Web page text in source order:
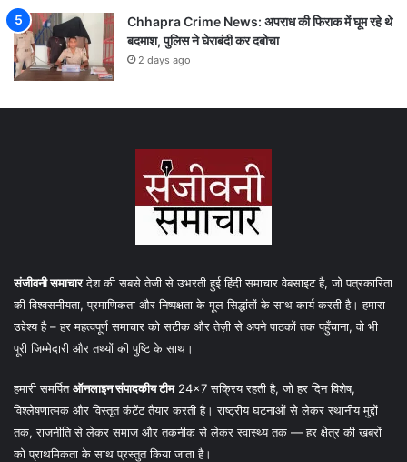
Chhapra Crime News: अपराध की फिराक में घूम रहे थे
बदमाश, पुलिस ने घेराबंदी कर दबोचा
2 days ago
संजीवनी समाचारदेश की सबसे तेजी से उभरती हुई हिंदी समाचार वेबसाइट है, जो पत्रकारिता
की विश्वसनीयता, प्रमाणिकता और निष्पक्षता के मूल सिद्धांतों के साथ कार्य करती है। हमारा
उद्देश्य है – हर महत्वपूर्ण समाचार को सटीक और तेज़ी से अपने पाठकों तक पहुँचाना, वो भी
पूरी जिम्मेदारी और तथ्यों की पुष्टि के साथ।
हमारी समर्पितऑनलाइन संपादकीय टीम24×7 सक्रिय रहती है, जो हर दिन विशेष,
विश्लेषणात्मक और विस्तृत कंटेंट तैयार करती है। राष्ट्रीय घटनाओं से लेकर स्थानीय मुद्दों
तक, राजनीति से लेकर समाज और तकनीक से लेकर स्वास्थ्य तक — हर क्षेत्र की खबरों
को प्राथमिकता के साथ प्रस्तुत किया जाता है।